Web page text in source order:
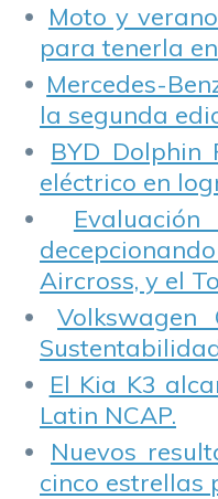
Moto y
para tenerla
Mercedes-
la segunda
BYD
eléctrico en
Aircross, y el
El Kia K3
Latin NCAP.
Nuevos
cinco estrellas